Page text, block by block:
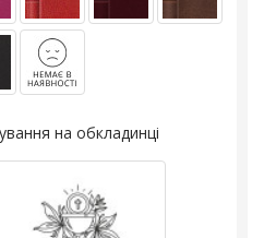
на обкладинці